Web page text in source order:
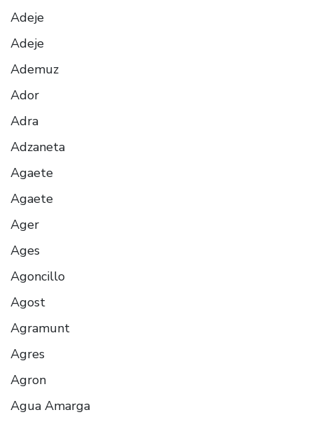
Adeje
Adeje
Ademuz
Ador
Adra
Adzaneta
Agaete
Agaete
Ager
Ages
Agoncillo
Agost
Agramunt
Agres
Agron
Agua Amarga